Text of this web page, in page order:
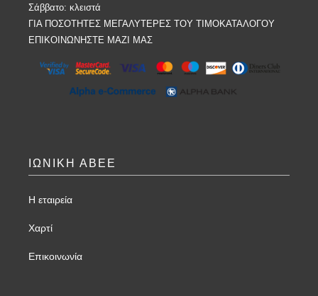
Σάββατο: κλειστά
ΓΙΑ ΠΟΣΟΤΗΤΕΣ ΜΕΓΑΛΥΤΕΡΕΣ ΤΟΥ ΤΙΜΟΚΑΤΑΛΟΓΟΥ
ΕΠΙΚΟΙΝΩΝΗΣΤΕ ΜΑΖΙ ΜΑΣ
ΙΩΝΙΚΗ ΑΒΕΕ
Η εταιρεία
Χαρτί
Επικοινωνία